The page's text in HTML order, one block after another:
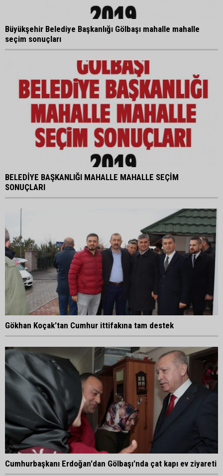
Büyükşehir Belediye Başkanlığı Gölbaşı mahalle mahalle
seçim sonuçları
BELEDİYE BAŞKANLIĞI MAHALLE MAHALLE SEÇİM
SONUÇLARI
Gökhan Koçak'tan Cumhur ittifakına tam destek
Cumhurbaşkanı Erdoğan'dan Gölbaşı'nda çat kapı ev ziyareti